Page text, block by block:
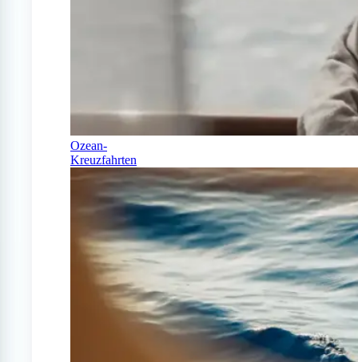
Ozean-
Kreuzfahrten